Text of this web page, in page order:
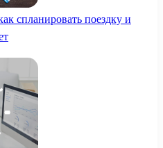
спланировать поездку и